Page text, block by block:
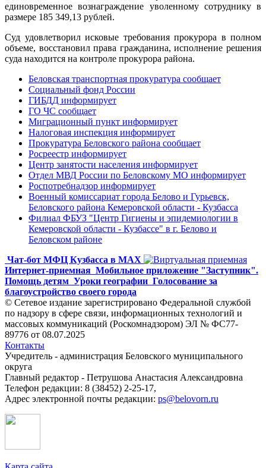
единовременное вознаграждение уволенному сотруднику в
размере 185 349,13 рублей.
Суд удовлетворил исковые требования прокурора в полном
объеме, восстановил права гражданина, исполнение решения
суда находится на контроле прокурора района.
Беловская транспортная прокуратура сообщает
Социальный фонд России
ГИБДД информирует
ГО ЧС сообщает
Миграционный пункт информирует
Налоговая инспекция информирует
Прокуратура Беловского района сообщает
Росреестр информирует
Центр занятости населения информирует
Отдел МВД России по Беловскому МО информирует
Роспотребнадзор информирует
Военный комиссариат города Белово и Гурьевск,
Беловского района Кемеровской области - Кузбасса
Филиал ФБУЗ "Центр Гигиены и эпидемиологии в
Кемеровской области - Кузбассе" в г. Белово и
Беловском районе
Чат-бот МФЦ Кузбасса в MAX
Интернет-приемная Мобильное приложение "Заступник".
Помощь детям Уроки географии Голосование за
благоустройство своего города
© Сетевое издание зарегистрировано Федеральной службой
по надзору в сфере связи, информационных технологий и
массовых коммуникаций (Роскомнадзором) ЭЛ № ФС77-
89776 от 08.07.2025
Контакты
Учредитель - администрация Беловского муниципального
округа
Главный редактор - Петрушова Анастасия Александровна
Телефон редакции: 8 (38452) 2-25-17,
Адрес электронной почты редакции: ps@belovorn.ru